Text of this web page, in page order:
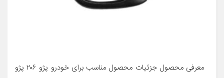
معرفی محصول جزئیات محصول مناسب برای خودرو پژو ۲۰۶ پژو